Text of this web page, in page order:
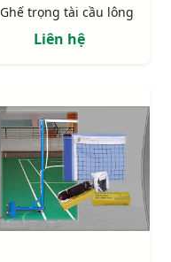
Ghế trọng tài cầu lông
Liên hệ